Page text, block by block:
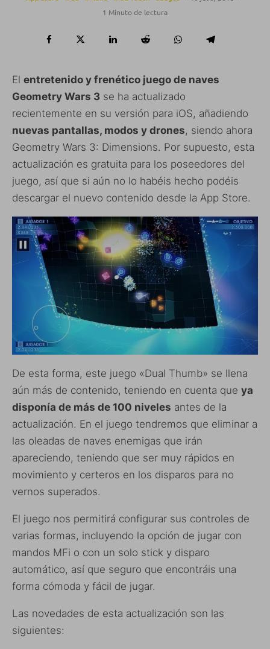
1 Minuto de lectura
El entretenido y frenético juego de naves
Geometry Wars 3 se ha actualizado
recientemente en su versión para iOS, añadiendo
nuevas pantallas, modos y drones, siendo ahora
Geometry Wars 3: Dimensions. Por supuesto, esta
actualización es gratuita para los poseedores del
juego, así que si aún no lo habéis hecho podéis
descargar el nuevo contenido desde la App Store.
De esta forma, este juego «Dual Thumb» se llena
aún más de contenido, teniendo en cuenta que ya
disponía de más de 100 niveles antes de la
actualización. En el juego tendremos que eliminar a
las oleadas de naves enemigas que irán
apareciendo, teniendo que ser muy rápidos en
movimiento y certeros en los disparos para no
vernos superados.
El juego nos permitirá configurar sus controles de
varias formas, incluyendo la opción de jugar con
mandos MFi o con un solo stick y disparo
automático, así que seguro que encontráis una
forma cómoda y fácil de jugar.
Las novedades de esta actualización son las
siguientes: